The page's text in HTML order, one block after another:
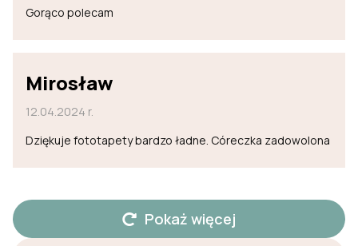
Gorąco polecam
Mirosław
12.04.2024 r.
Dziękuje fototapety bardzo ładne. Córeczka zadowolona
Pokaż więcej